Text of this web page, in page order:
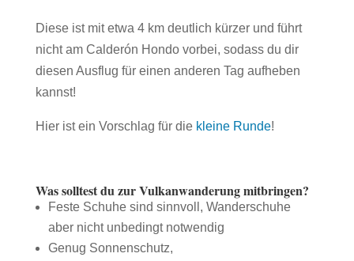
Diese ist mit etwa 4 km deutlich kürzer und führt
nicht am Calderón Hondo vorbei, sodass du dir
diesen Ausflug für einen anderen Tag aufheben
kannst!
Hier ist ein Vorschlag für die kleine Runde!
Was solltest du zur Vulkanwanderung mitbringen?
Feste Schuhe sind sinnvoll, Wanderschuhe
aber nicht unbedingt notwendig
Genug Sonnenschutz,